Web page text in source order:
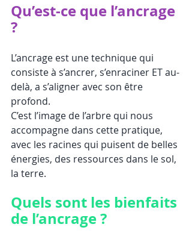
Qu’est-ce que l’ancrage
?
L’ancrage est une technique qui
consiste à s’ancrer, s’enraciner ET au-
delà, a s’aligner avec son être
profond.
C’est l’image de l’arbre qui nous
accompagne dans cette pratique,
avec les racines qui puisent de belles
énergies, des ressources dans le sol,
la terre.
Quels sont les bienfaits
de l’ancrage ?